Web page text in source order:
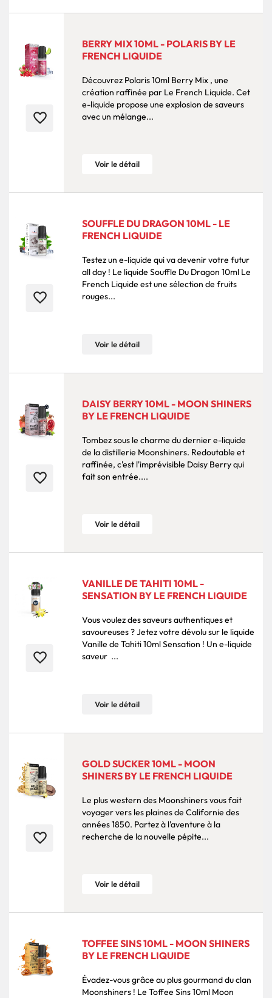
favorite_border
BERRY MIX 10ML - POLARIS BY LE
FRENCH LIQUIDE
Découvrez Polaris 10ml Berry Mix , une
création raffinée par Le French Liquide. Cet
e-liquide propose une explosion de saveurs
avec un mélange...
Voir le détail
favorite_border
SOUFFLE DU DRAGON 10ML - LE
FRENCH LIQUIDE
Testez un e-liquide qui va devenir votre futur
all day ! Le liquide Souffle Du Dragon 10ml Le
French Liquide est une sélection de fruits
rouges...
Voir le détail
favorite_border
DAISY BERRY 10ML - MOON SHINERS
BY LE FRENCH LIQUIDE
Tombez sous le charme du dernier e-liquide
de la distillerie Moonshiners. Redoutable et
raffinée, c'est l'imprévisible Daisy Berry qui
fait son entrée....
Voir le détail
favorite_border
VANILLE DE TAHITI 10ML -
SENSATION BY LE FRENCH LIQUIDE
Vous voulez des saveurs authentiques et
savoureuses ? Jetez votre dévolu sur le liquide
Vanille de Tahiti 10ml Sensation ! Un e-liquide
saveur ...
Voir le détail
favorite_border
GOLD SUCKER 10ML - MOON
SHINERS BY LE FRENCH LIQUIDE
Le plus western des Moonshiners vous fait
voyager vers les plaines de Californie des
années 1850. Partez à l'aventure à la
recherche de la nouvelle pépite...
Voir le détail
TOFFEE SINS 10ML - MOON SHINERS
BY LE FRENCH LIQUIDE
Évadez-vous grâce au plus gourmand du clan
Moonshiners ! Le Toffee Sins 10ml Moon